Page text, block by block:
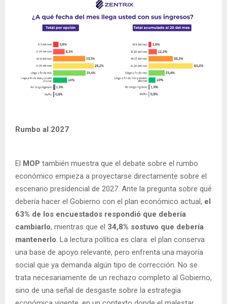
Rumbo al 2027
El MOP también muestra que el debate sobre el rumbo
económico empieza a proyectarse directamente sobre el
escenario presidencial de 2027. Ante la pregunta sobre qué
debería hacer el Gobierno con el plan económico actual, el
63% de los encuestados respondió que debería
cambiarlo, mientras que el 34,8% sostuvo que debería
mantenerlo. La lectura política es clara: el plan conserva
una base de apoyo relevante, pero enfrenta una mayoría
social que ya demanda algún tipo de corrección. No se
trata necesariamente de un rechazo completo al Gobierno,
sino de una señal de desgaste sobre la estrategia